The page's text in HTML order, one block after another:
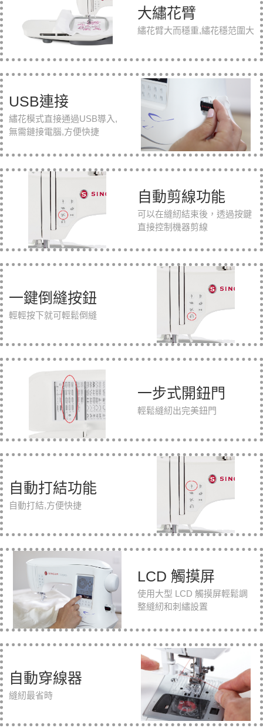
大繡花臂
繡花臂大而穩重,繡花穩范圍大
USB連接
繡花模式直接通過USB導入,
無需鏈接電腦,方便快捷
自動剪線功能
可以在縫紉結束後，透過按鍵
直接控制機器剪線
一鍵倒縫按鈕
輕輕按下就可輕鬆倒縫
一步式開鈕門
輕鬆縫紉出完美鈕門
自動打結功能
自動打結,方便快捷
LCD 觸摸屏
使用大型 LCD 觸摸屏輕鬆調
整縫紉和刺繡設置
自動穿線器
縫紉最省時